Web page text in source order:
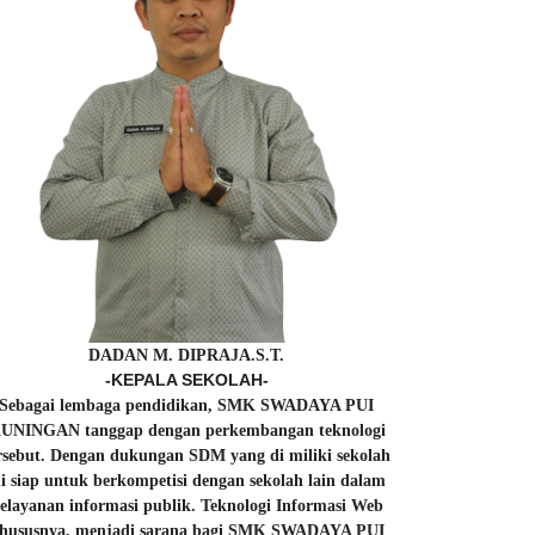
DADAN M. DIPRAJA.S.T.
-KEPALA SEKOLAH-
Sebagai lembaga pendidikan, SMK SWADAYA PUI
tanggap dengan perkembangan teknologi
Dengan dukungan SDM yang di miliki sekolah
siap untuk berkompetisi dengan sekolah lain dalam
informasi publik. Teknologi Informasi Web
menjadi sarana bagi SMK SWADAYA PUI